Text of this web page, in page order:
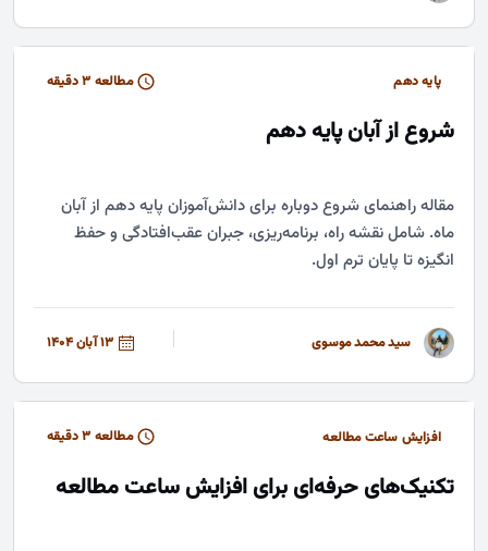
پایه دهم مطالعه ۳ دقیقه
شروع از آبان پایه دهم
مقاله راهنمای شروع دوباره برای دانش‌آموزان پایه دهم از آبان
ماه. شامل نقشه راه، برنامه‌ریزی، جبران عقب‌افتادگی و حفظ
انگیزه تا پایان ترم اول.
سید محمد موسوی
افزایش ساعت مطالعه مطالعه ۳ دقیقه
تکنیک‌های حرفه‌ای برای افزایش ساعت مطالعه